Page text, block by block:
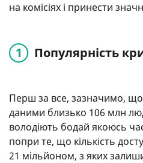
на комісіях і принести
Популярність
Перш за все, зазначимо,
даними близько 106 млн
володіють бодай якоюсь
попри те, що кількість
21 мільйоном, з яких